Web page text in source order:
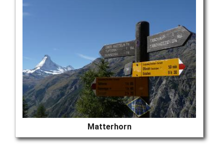
Matterhorn